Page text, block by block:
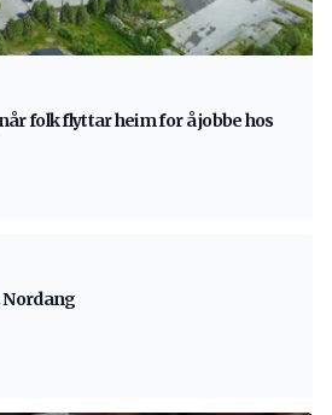
folk flyttar heim for å jobbe hos
Nordang